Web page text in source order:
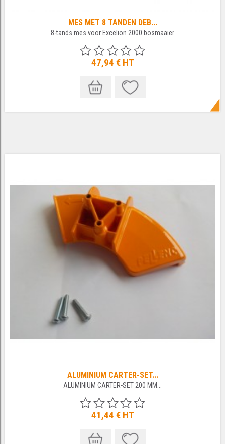
MES MET 8 TANDEN DEB...
8-tands mes voor Excelion 2000 bosmaaier
47,94 € HT
ALUMINIUM CARTER-SET...
ALUMINIUM CARTER-SET 200 MM...
41,44 € HT